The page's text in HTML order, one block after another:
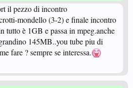
il pezzo di incontro
mondello (3-2) e finale incontro
tutto è 1GB e passa in mpeg.anche
145MB..you tube piu di
fare ? sempre se interessa.